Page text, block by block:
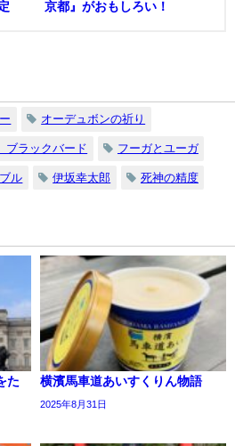
京都』がおもしろい！
オーデュボンの祈り
ブラックバード フーガとユーガ
ル 伊坂幸太郎 死神の精度
た
横濱馬車道あいすくりん物語
2025年8月31日